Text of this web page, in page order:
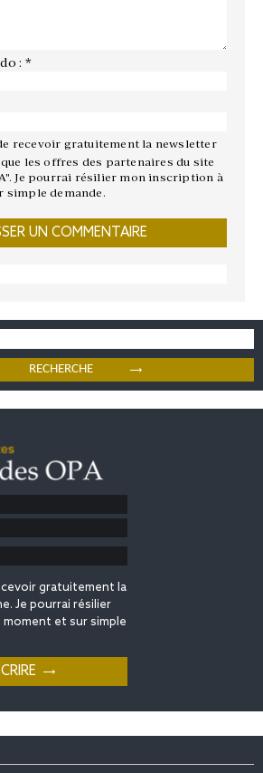
: *
recevoir gratuitement la newsletter
les offres des partenaires du site
Je pourrai résilier mon inscription à
simple demande.
gratuitement la
Je pourrai résilier
et sur simple